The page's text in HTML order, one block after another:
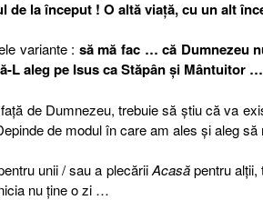
de la început ! O altă viaţă, cu un alt
variante : să mă fac … că Dumnezeu
L aleg pe Isus ca Stăpân şi Mântuitor
de Dumnezeu, trebuie să ştiu că va
de modul în care am ales şi aleg
unii / sau a plecăriiAcasăpentru alţii,
nu ţine o zi …